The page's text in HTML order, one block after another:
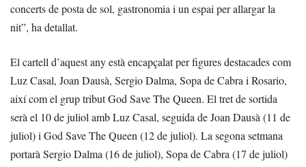
concerts de posta de sol, gastronomia i un espai per allargar la
nit”, ha detallat.
El cartell d’aquest any està encapçalat per figures destacades com
Luz Casal, Joan Dausà, Sergio Dalma, Sopa de Cabra i Rosario,
així com el grup tribut God Save The Queen. El tret de sortida
serà el 10 de juliol amb Luz Casal, seguida de Joan Dausà (11 de
juliol) i God Save The Queen (12 de juliol). La segona setmana
portarà Sergio Dalma (16 de juliol), Sopa de Cabra (17 de juliol)